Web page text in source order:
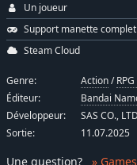
Un joueur
Support manette complet
Steam Cloud
Genre: Action/
Éditeur:
Bandai
Développeur:
SAS CO.,
Sortie:
11.07.2025
Une question? »